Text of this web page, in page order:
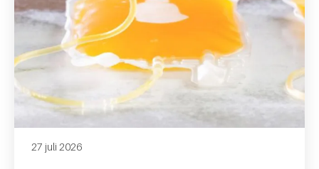
27 juli 2026